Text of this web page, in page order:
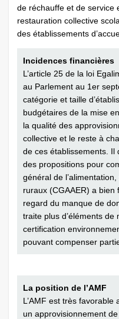
de réchauffe et de service
restauration collective
des établissements
Incidences financières
L’article 25 de la loi
au Parlement au 1er
catégorie et taille
budgétaires de la mise
la qualité des
collective et le reste à
de ces établissements. Il
des propositions pour
général de
ruraux (CGAAER) a
regard du manque de
traite plus d’éléments de
certification
pouvant compenser
La position de l’AMF
L’AMF est très
un approvisionnement